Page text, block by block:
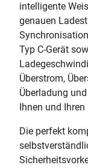
intelligente
genauen
Typ C-Gerät
Überstrom,
Überladung
Ihnen und Ihren
Die perfekt